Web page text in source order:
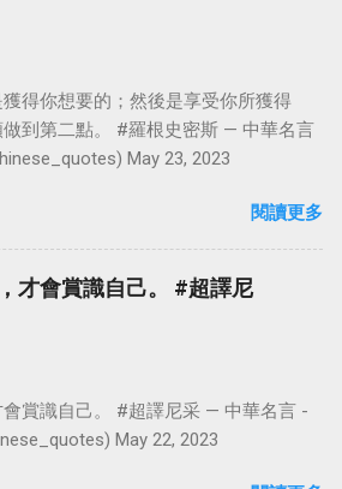
得你想要的；然後是享受你所獲得
到第二點。 #羅根史密斯 — 中華名言
May 23, 2023
閱讀更多
才會賞識自己。 #超譯尼
賞識自己。 #超譯尼采 — 中華名言 -
May 22, 2023